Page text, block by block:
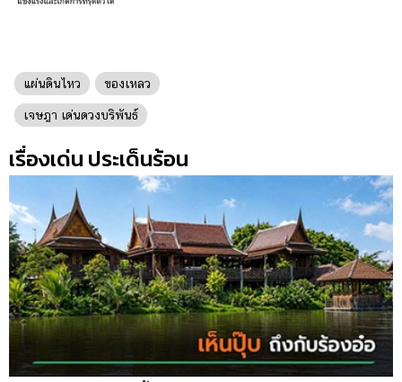
แผ่นดินไหว ของเหลว
เจษฎา เด่นดวงบริพันธ์
เรื่องเด่น ประเด็นร้อน